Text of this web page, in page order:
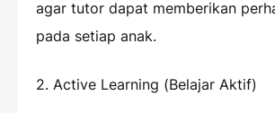
agar tutor dapat memberikan
pada setiap anak.
2. Active Learning (Belajar Aktif)